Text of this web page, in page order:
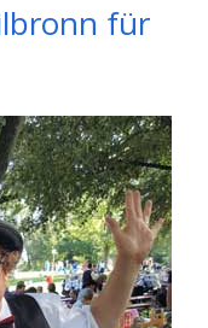
für